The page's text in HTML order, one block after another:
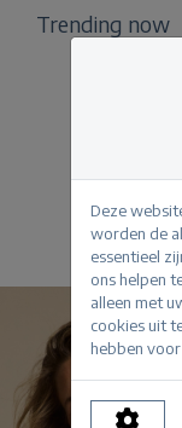
Trending now
Deze
worden de
essentieel
ons helpen
alleen met
cookies uit
hebben